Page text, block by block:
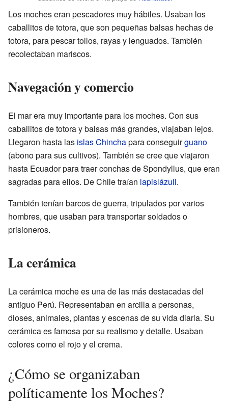
Los moches eran pescadores muy hábiles. Usaban los
caballitos de totora, que son pequeñas balsas hechas de
totora, para pescar tollos, rayas y lenguados. También
recolectaban mariscos.
Navegación y comercio
El mar era muy importante para los moches. Con sus
caballitos de totora y balsas más grandes, viajaban lejos.
Llegaron hasta las islas Chinchapara conseguirguano
(abono para sus cultivos). También se cree que viajaron
hasta Ecuador para traer conchas de Spondyllus, que eran
sagradas para ellos. De Chile traían lapislázuli.
También tenían barcos de guerra, tripulados por varios
hombres, que usaban para transportar soldados o
prisioneros.
La cerámica
La cerámica moche es una de las más destacadas del
antiguo Perú. Representaban en arcilla a personas,
dioses, animales, plantas y escenas de su vida diaria. Su
cerámica es famosa por su realismo y detalle. Usaban
colores como el rojo y el crema.
¿Cómo se organizaban
políticamente los Moches?